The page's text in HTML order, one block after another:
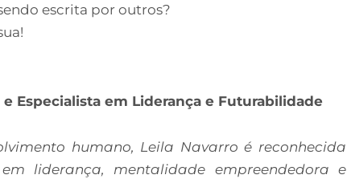
escrita por outros?
Especialista em Liderança e Futurabilidade
humano, Leila Navarro é reconhecida
liderança, mentalidade empreendedora e